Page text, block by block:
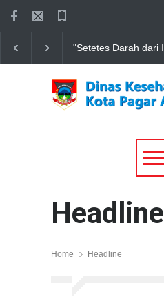
"Setetes Darah dari Ibu":
RSUD Besemah Warnai
Kota Pagar Alam
Headline
Home Headline